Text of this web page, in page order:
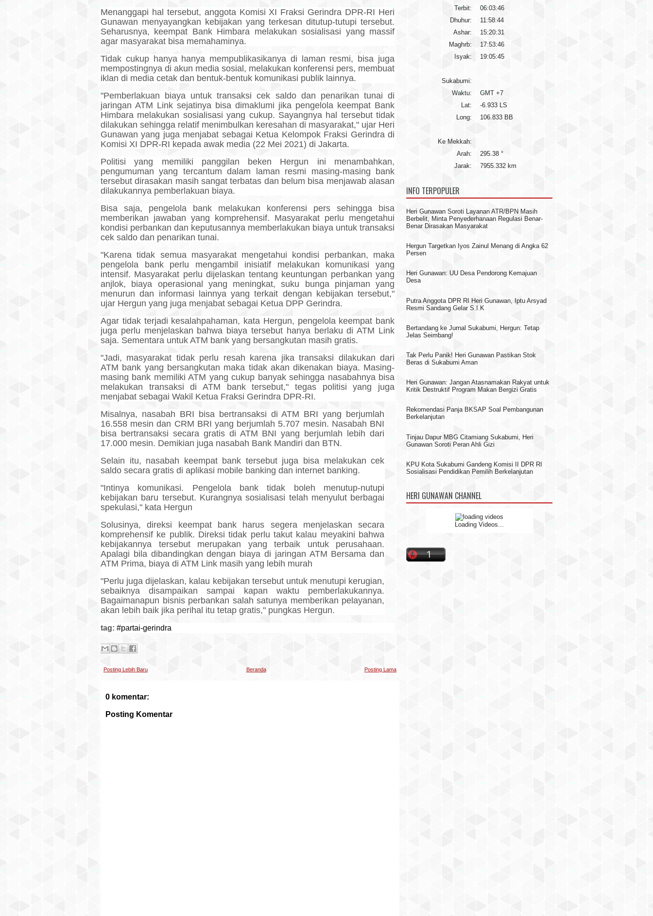
Menanggapi hal tersebut, anggota Komisi XI Fraksi Gerindra DPR-RI Heri
Gunawan menyayangkan kebijakan yang terkesan ditutup-tutupi tersebut.
Seharusnya, keempat Bank Himbara melakukan sosialisasi yang massif
agar masyarakat bisa memahaminya.
Tidak cukup hanya hanya mempublikasikanya di laman resmi, bisa juga
mempostingnya di akun media sosial, melakukan konferensi pers, membuat
iklan di media cetak dan bentuk-bentuk komunikasi publik lainnya.
"Pemberlakuan biaya untuk transaksi cek saldo dan penarikan tunai di
jaringan ATM Link sejatinya bisa dimaklumi jika pengelola keempat Bank
Himbara melakukan sosialisasi yang cukup. Sayangnya hal tersebut tidak
dilakukan sehingga relatif menimbulkan keresahan di masyarakat," ujar Heri
Gunawan yang juga menjabat sebagai Ketua Kelompok Fraksi Gerindra di
Komisi XI DPR-RI kepada awak media (22 Mei 2021) di Jakarta.
Politisi yang memiliki panggilan beken Hergun ini menambahkan,
pengumuman yang tercantum dalam laman resmi masing-masing bank
tersebut dirasakan masih sangat terbatas dan belum bisa menjawab alasan
dilakukannya pemberlakuan biaya.
Bisa saja, pengelola bank melakukan konferensi pers sehingga bisa
memberikan jawaban yang komprehensif. Masyarakat perlu mengetahui
kondisi perbankan dan keputusannya memberlakukan biaya untuk transaksi
cek saldo dan penarikan tunai.
"Karena tidak semua masyarakat mengetahui kondisi perbankan, maka
pengelola bank perlu mengambil inisiatif melakukan komunikasi yang
intensif. Masyarakat perlu dijelaskan tentang keuntungan perbankan yang
anjlok, biaya operasional yang meningkat, suku bunga pinjaman yang
menurun dan informasi lainnya yang terkait dengan kebijakan tersebut,"
ujar Hergun yang juga menjabat sebagai Ketua DPP Gerindra.
Agar tidak terjadi kesalahpahaman, kata Hergun, pengelola keempat bank
juga perlu menjelaskan bahwa biaya tersebut hanya berlaku di ATM Link
saja. Sementara untuk ATM bank yang bersangkutan masih gratis.
"Jadi, masyarakat tidak perlu resah karena jika transaksi dilakukan dari
ATM bank yang bersangkutan maka tidak akan dikenakan biaya. Masing-
masing bank memiliki ATM yang cukup banyak sehingga nasabahnya bisa
melakukan transaksi di ATM bank tersebut," tegas politisi yang juga
menjabat sebagai Wakil Ketua Fraksi Gerindra DPR-RI.
Misalnya, nasabah BRI bisa bertransaksi di ATM BRI yang berjumlah
16.558 mesin dan CRM BRI yang berjumlah 5.707 mesin. Nasabah BNI
bisa bertransaksi secara gratis di ATM BNI yang berjumlah lebih dari
17.000 mesin. Demikian juga nasabah Bank Mandiri dan BTN.
Selain itu, nasabah keempat bank tersebut juga bisa melakukan cek
saldo secara gratis di aplikasi mobile banking dan internet banking.
"Intinya komunikasi. Pengelola bank tidak boleh menutup-nutupi
kebijakan baru tersebut. Kurangnya sosialisasi telah menyulut berbagai
spekulasi," kata Hergun
Solusinya, direksi keempat bank harus segera menjelaskan secara
komprehensif ke publik. Direksi tidak perlu takut kalau meyakini bahwa
kebijakannya tersebut merupakan yang terbaik untuk perusahaan.
Apalagi bila dibandingkan dengan biaya di jaringan ATM Bersama dan
ATM Prima, biaya di ATM Link masih yang lebih murah
"Perlu juga dijelaskan, kalau kebijakan tersebut untuk menutupi kerugian,
sebaiknya disampaikan sampai kapan waktu pemberlakukannya.
Bagaimanapun bisnis perbankan salah satunya memberikan pelayanan,
akan lebih baik jika perihal itu tetap gratis," pungkas Hergun.
tag: #partai-gerindra
Posting Lebih Baru Posting Lama
Beranda
0 komentar:
Posting Komentar
Terbit:
06:03:46
Dhuhur:
11:58:44
Ashar:
15:20:31
Maghrb:
17:53:46
Isyak:
19:05:45
Sukabumi:
Waktu:
GMT +7
Lat:
-6.933 LS
Long:
106.833 BB
Ke Mekkah:
Arah:
295.38 °
Jarak:
7955.332 km
INFO TERPOPULER
Heri Gunawan Soroti Layanan ATR/BPN Masih
Berbelit, Minta Penyederhanaan Regulasi Benar-
Benar Dirasakan Masyarakat
Hergun Targetkan Iyos Zainul Menang di Angka 62
Persen
Heri Gunawan: UU Desa Pendorong Kemajuan
Desa
Putra Anggota DPR RI Heri Gunawan, Iptu Arsyad
Resmi Sandang Gelar S.I.K
Bertandang ke Jurnal Sukabumi, Hergun: Tetap
Jelas Seimbang!
Tak Perlu Panik! Heri Gunawan Pastikan Stok
Beras di Sukabumi Aman
Heri Gunawan: Jangan Atasnamakan Rakyat untuk
Kritik Destruktif Program Makan Bergizi Gratis
Rekomendasi Panja BKSAP Soal Pembangunan
Berkelanjutan
Tinjau Dapur MBG Citamiang Sukabumi, Heri
Gunawan Soroti Peran Ahli Gizi
KPU Kota Sukabumi Gandeng Komisi II DPR RI
Sosialisasi Pendidikan Pemilih Berkelanjutan
HERI GUNAWAN CHANNEL
Loading Videos...